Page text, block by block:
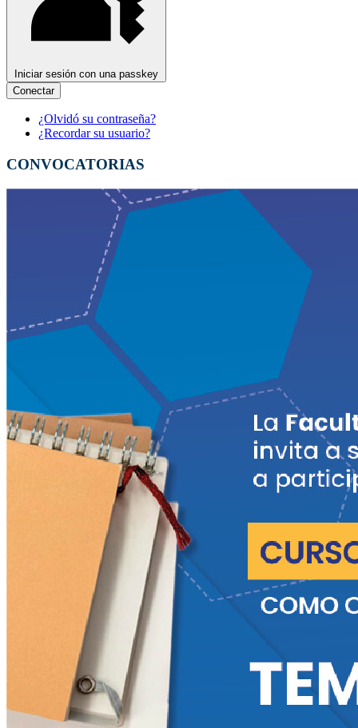
Iniciar sesión con una passkey
Conectar
¿Olvidó su contraseña?
¿Recordar su usuario?
CONVOCATORIAS